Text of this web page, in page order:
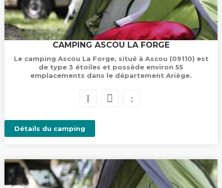
CAMPING ASCOU LA FORGE
Le camping Ascou La Forge, situé à Ascou (09110) est
de type 3 étoiles et possède environ 55
emplacements dans le département Ariège.
Détails du camping